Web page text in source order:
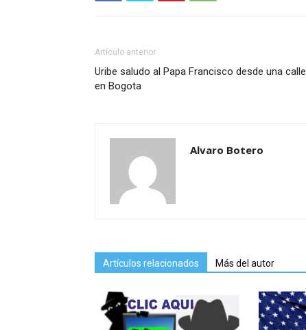
Artículo anterior
Uribe saludo al Papa Francisco desde una calle
en Bogota
Alvaro Botero
Artículos relacionados Más del autor